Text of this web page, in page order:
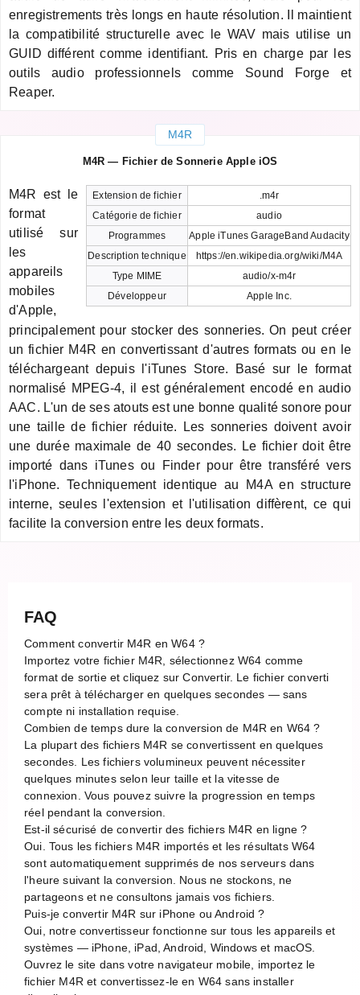
enregistrements très longs en haute résolution. Il maintient
la compatibilité structurelle avec le WAV mais utilise un
GUID différent comme identifiant. Pris en charge par les
outils audio professionnels comme Sound Forge et
Reaper.
M4R
M4R — Fichier de Sonnerie Apple iOS
Extension de fichier
.m4r
Catégorie de fichier
audio
Programmes
Apple iTunes GarageBand Audacity
Description technique
https://en.wikipedia.org/wiki/M4A
Type MIME
audio/x-m4r
Développeur
Apple Inc.
M4R est le
format
utilisé sur
les
appareils
mobiles
d'Apple,
principalement pour stocker des sonneries. On peut créer
un fichier M4R en convertissant d'autres formats ou en le
téléchargeant depuis l'iTunes Store. Basé sur le format
normalisé MPEG-4, il est généralement encodé en audio
AAC. L'un de ses atouts est une bonne qualité sonore pour
une taille de fichier réduite. Les sonneries doivent avoir
une durée maximale de 40 secondes. Le fichier doit être
importé dans iTunes ou Finder pour être transféré vers
l'iPhone. Techniquement identique au M4A en structure
interne, seules l'extension et l'utilisation diffèrent, ce qui
facilite la conversion entre les deux formats.
FAQ
Comment convertir M4R en W64 ?
Importez votre fichier M4R, sélectionnez W64 comme
format de sortie et cliquez sur Convertir. Le fichier converti
sera prêt à télécharger en quelques secondes — sans
compte ni installation requise.
Combien de temps dure la conversion de M4R en W64 ?
La plupart des fichiers M4R se convertissent en quelques
secondes. Les fichiers volumineux peuvent nécessiter
quelques minutes selon leur taille et la vitesse de
connexion. Vous pouvez suivre la progression en temps
réel pendant la conversion.
Est-il sécurisé de convertir des fichiers M4R en ligne ?
Oui. Tous les fichiers M4R importés et les résultats W64
sont automatiquement supprimés de nos serveurs dans
l'heure suivant la conversion. Nous ne stockons, ne
partageons et ne consultons jamais vos fichiers.
Puis-je convertir M4R sur iPhone ou Android ?
Oui, notre convertisseur fonctionne sur tous les appareils et
systèmes — iPhone, iPad, Android, Windows et macOS.
Ouvrez le site dans votre navigateur mobile, importez le
fichier M4R et convertissez-le en W64 sans installer